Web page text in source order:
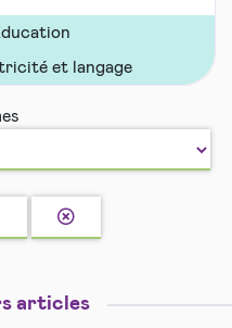
Effacer
la
articles